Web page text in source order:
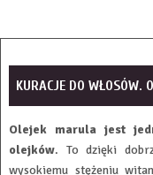
KURACJE DO WŁOSÓW.
Olejek marula jest
olejków. To dzięki
wysokiemu stężeniu